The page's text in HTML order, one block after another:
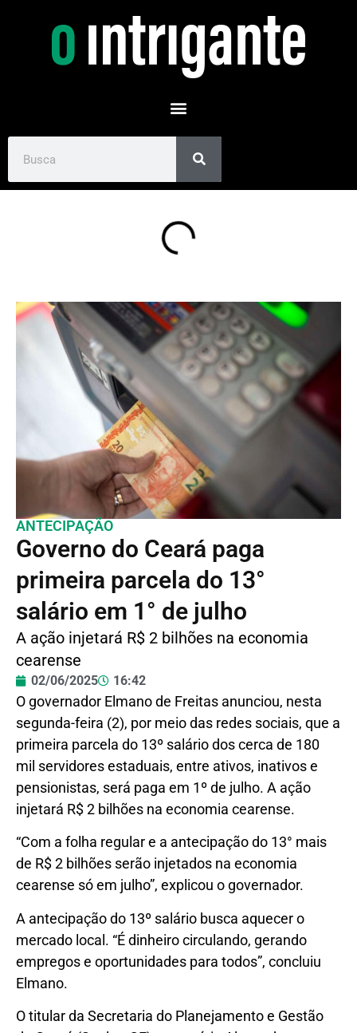
ANTECIPAÇÃO
Governo do Ceará paga
primeira parcela do 13°
salário em 1° de julho
A ação injetará R$ 2 bilhões na economia
cearense
02/06/2025 16:42
O governador Elmano de Freitas anunciou, nesta
segunda-feira (2), por meio das redes sociais, que a
primeira parcela do 13º salário dos cerca de 180
mil servidores estaduais, entre ativos, inativos e
pensionistas, será paga em 1º de julho. A ação
injetará R$ 2 bilhões na economia cearense.
“Com a folha regular e a antecipação do 13° mais
de R$ 2 bilhões serão injetados na economia
cearense só em julho”, explicou o governador.
A antecipação do 13º salário busca aquecer o
mercado local. “É dinheiro circulando, gerando
empregos e oportunidades para todos”, concluiu
Elmano.
O titular da Secretaria do Planejamento e Gestão